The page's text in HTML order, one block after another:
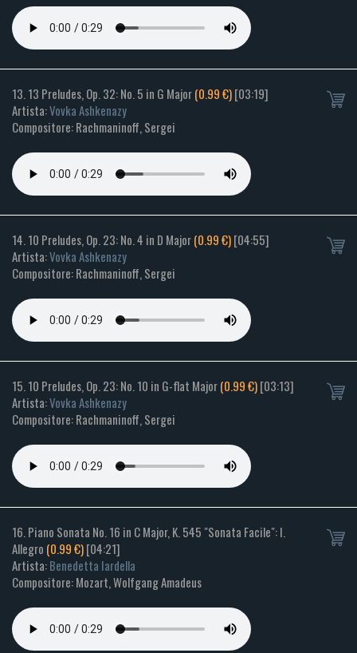
13. 13 Preludes, Op. 32: No. 5 in G Major(0.99 €)[03:19]
Artista:Vovka Ashkenazy
Compositore: Rachmaninoff, Sergei
14. 10 Preludes, Op. 23: No. 4 in D Major(0.99 €)[04:55]
Artista:Vovka Ashkenazy
Compositore: Rachmaninoff, Sergei
15. 10 Preludes, Op. 23: No. 10 in G-flat Major(0.99 €)[03:13]
Artista:Vovka Ashkenazy
Compositore: Rachmaninoff, Sergei
16. Piano Sonata No. 16 in C Major, K. 545 "Sonata Facile": I.
Allegro (0.99 €)[04:21]
Artista:Benedetta Iardella
Compositore: Mozart, Wolfgang Amadeus